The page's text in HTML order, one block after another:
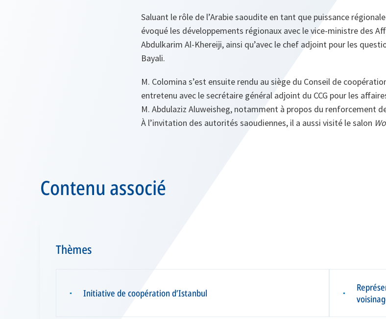
Saluant le rôle de l’Arabie saoudite en tant que puissance
évoqué les développements régionaux avec le vice-ministre des
Abdulkarim Al-Khereiji, ainsi qu’avec le chef adjoint pour les
Bayali.
M. Colomina s’est ensuite rendu au siège du Conseil de
entretenu avec le secrétaire général adjoint du CCG pour les
M. Abdulaziz Aluweisheg, notamment à propos du renforcement
À l’invitation des autorités saoudiennes, il a aussi visité le salon
Contenu associé
Thèmes
▪ Initiative de coopération d’Istanbul ▪